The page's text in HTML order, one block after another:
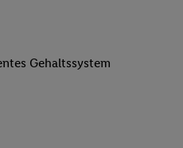
Gehaltssystem